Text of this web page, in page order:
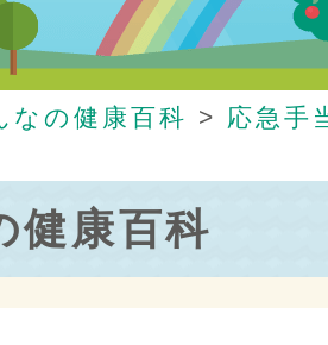
なの健康百科 > 応急手
健康百科